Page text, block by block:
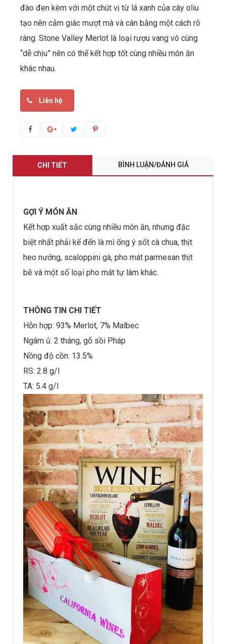
đào đen kèm với một chút vị từ lá xanh của cây oliu
tạo nên cảm giác mượt mà và cân bằng một cách rõ
ràng. Stone Valley Merlot là loại rượu vang vô cùng
“dễ chịu” nên có thể kết hợp tốt cùng nhiều món ăn
khác nhau.
Liên hệ
CHI TIẾT BÌNH LUẬN/ĐÁNH GIÁ
GỢI Ý MÓN ĂN
Kết hợp xuất sắc cùng nhiều món ăn, nhưng đặc
biệt nhất phải kể đến là mì ống ý sốt cà chua, thịt
heo nướng, scaloppini gà, pho mát parmesan thịt
bê và một số loại pho mát tự làm khác.
THÔNG TIN CHI TIẾT
Hỗn hợp: 93% Merlot, 7% Malbec
Ngâm ủ: 2 tháng, gỗ sồi Pháp
Nồng độ cồn: 13.5%
RS: 2.8 g/l
TA: 5.4 g/l